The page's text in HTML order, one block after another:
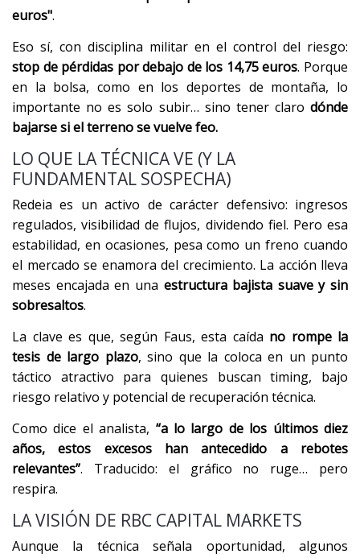
euros".
Eso sí, con disciplina militar en el control del riesgo:
stop de pérdidas por debajo de los 14,75 euros. Porque
en la bolsa, como en los deportes de montaña, lo
importante no es solo subir… sino tener claro dónde
bajarse si el terreno se vuelve feo.
LO QUE LA TÉCNICA VE (Y LA
FUNDAMENTAL SOSPECHA)
Redeia es un activo de carácter defensivo: ingresos
regulados, visibilidad de flujos, dividendo fiel. Pero esa
estabilidad, en ocasiones, pesa como un freno cuando
el mercado se enamora del crecimiento. La acción lleva
meses encajada en una estructura bajista suave y sin
sobresaltos.
La clave es que, según Faus, esta caída no rompe la
tesis de largo plazo, sino que la coloca en un punto
táctico atractivo para quienes buscan timing, bajo
riesgo relativo y potencial de recuperación técnica.
Como dice el analista, “a lo largo de los últimos diez
años, estos excesos han antecedido a rebotes
relevantes”. Traducido: el gráfico no ruge… pero
respira.
LA VISIÓN DE RBC CAPITAL MARKETS
Aunque la técnica señala oportunidad, algunos